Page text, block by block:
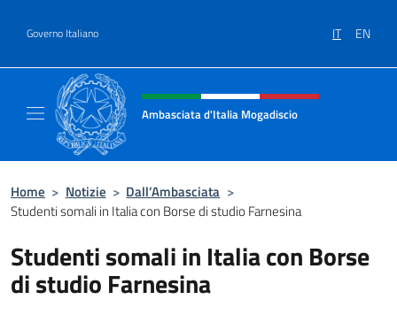
Governo Italiano IT EN
Intestazione sito, social e menù
Ambasciata d'Italia Mogadiscio
Home > Notizie > Dall’Ambasciata >
Studenti somali in Italia con Borse di studio Farnesina
Studenti somali in Italia con Borse
di studio Farnesina